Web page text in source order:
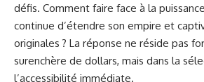
défis. Comment faire face à la
continue d’étendre son empire et
originales ? La réponse ne réside pas
surenchère de dollars, mais dans la
l’accessibilité immédiate.